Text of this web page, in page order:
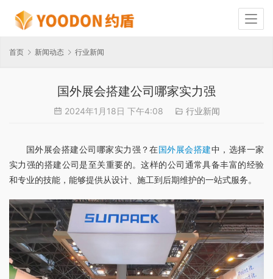
首页 新闻动态 行业新闻
国外展会搭建公司哪家实力强
2024年1月18日 下午4:08 行业新闻
国外展会搭建公司哪家实力强？在国外展会搭建中，选择一家
实力强的搭建公司是至关重要的。这样的公司通常具备丰富的经验
和专业的技能，能够提供从设计、施工到后期维护的一站式服务。